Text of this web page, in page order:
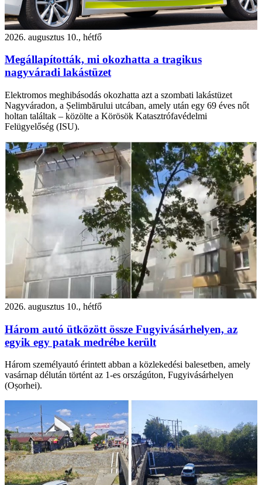
2026. augusztus 10., hétfő
Megállapították, mi okozhatta a tragikus
nagyváradi lakástüzet
Elektromos meghibásodás okozhatta azt a szombati lakástüzet
Nagyváradon, a Șelimbărului utcában, amely után egy 69 éves nőt
holtan találtak – közölte a Körösök Katasztrófavédelmi
Felügyelőség (ISU).
2026. augusztus 10., hétfő
Három autó ütközött össze Fugyivásárhelyen, az
egyik egy patak medrébe került
Három személyautó érintett abban a közlekedési balesetben, amely
vasárnap délután történt az 1-es országúton, Fugyivásárhelyen
(Oșorhei).